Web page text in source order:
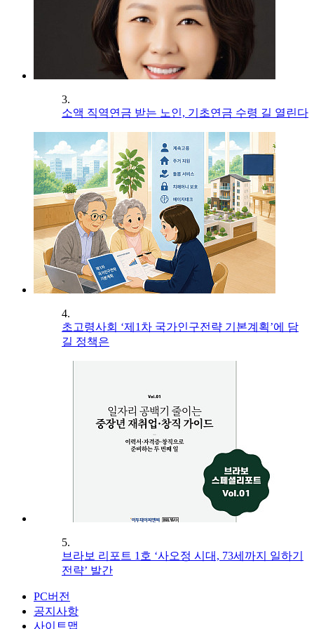
3.
소액 직역연금 받는 노인, 기초연금 수령 길 열린다
4.
초고령사회 ‘제1차 국가인구전략 기본계획’에 담
길 정책은
5.
브라보 리포트 1호 ‘사오정 시대, 73세까지 일하기
전략’ 발간
PC버전
공지사항
사이트맵